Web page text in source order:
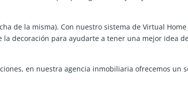
de la misma). Con nuestro sistema de Virtual
decoración para ayudarte a tener una mejor idea
en nuestra agencia inmobiliaria ofrecemos un